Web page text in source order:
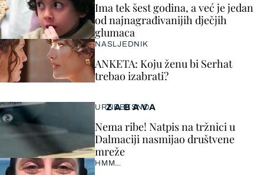
ZABAVA
URNEBESNO
Nema ribe! Natpis na tržnici u
Dalmaciji nasmijao društvene
mreže
HMM…
Ima tek šest godina, a već je jedan
od najnagrađivanijih dječjih
glumaca
NASLJEDNIK
ANKETA: Koju ženu bi Serhat
trebao izabrati?